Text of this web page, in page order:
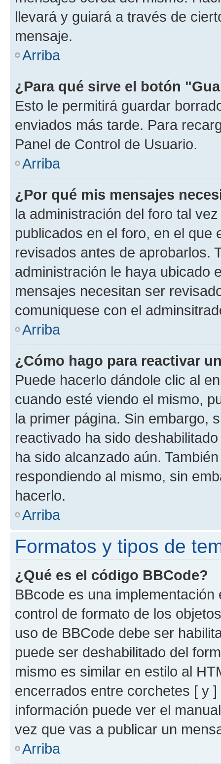
llevará y guiará a través de
mensaje.
Arriba
¿Para qué sirve el botón
Esto le permitirá guardar
enviados más tarde. Para
Panel de Control de Usuario.
Arriba
¿Por qué mis mensajes
la administración del foro tal
publicados en el foro, en el
revisados antes de aprobarlos.
administración le haya ubicado
mensajes necesitan ser
comuniquese con el
Arriba
¿Cómo hago para reactivar
Puede hacerlo dándole clic al
cuando esté viendo el mismo,
la primer página. Sin embargo,
reactivado ha sido
ha sido alcanzado aún.
respondiendo al mismo, sin
hacerlo.
Arriba
Formatos y tipos de
¿Qué es el código BBCode?
BBcode es una
control de formato de los
uso de BBCode debe ser
puede ser deshabilitado del
mismo es similar en estilo al
encerrados entre corchetes [ y
información puede ver el
vez que vas a publicar un
Arriba